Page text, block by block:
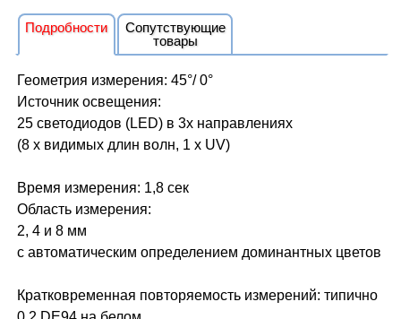
Подробности
Сопутствующие
товары
Геометрия измерения: 45°/ 0°
Источник освещения:
25 светодиодов (LED) в 3х направлениях
(8 x видимых длин волн, 1 x UV)
Время измерения: 1,8 сек
Область измерения:
2, 4 и 8 мм
с автоматическим определением доминантных цветов
Кратковременная повторяемость измерений: типично